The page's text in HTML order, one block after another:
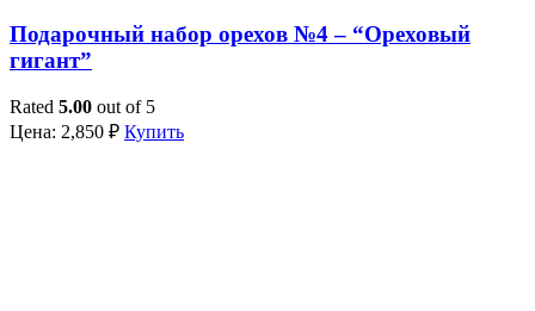
Подарочный набор орехов №4 – “Ореховый
гигант”
Rated 5.00 out of 5
Цена: 2,850 ₽ Купить